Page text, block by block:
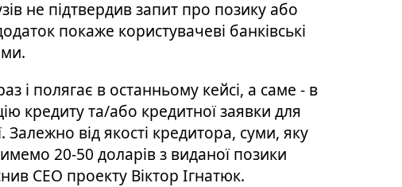
не підтвердив запит про позику або
покаже користувачеві банківські
і полягає в останньому кейсі, а саме - в
кредиту та/або кредитної заявки для
Залежно від якості кредитора, суми, яку
20-50 доларів з виданої позики
CEO проекту Віктор Ігнатюк.